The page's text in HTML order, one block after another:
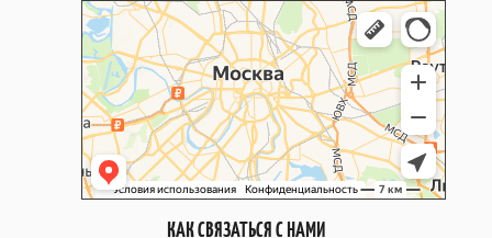
КАК СВЯЗАТЬСЯ С НАМИ